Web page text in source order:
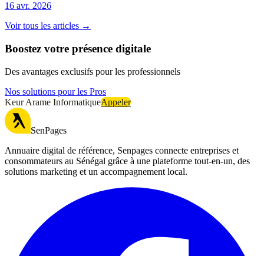
16 avr. 2026
Voir tous les articles →
Boostez votre présence digitale
Des avantages exclusifs pour les professionnels
Nos solutions pour les Pros
Keur Arame InformatiqueAppeler
SenPages
Annuaire digital de référence, Senpages connecte entreprises et
consommateurs au Sénégal grâce à une plateforme tout-en-un, des
solutions marketing et un accompagnement local.